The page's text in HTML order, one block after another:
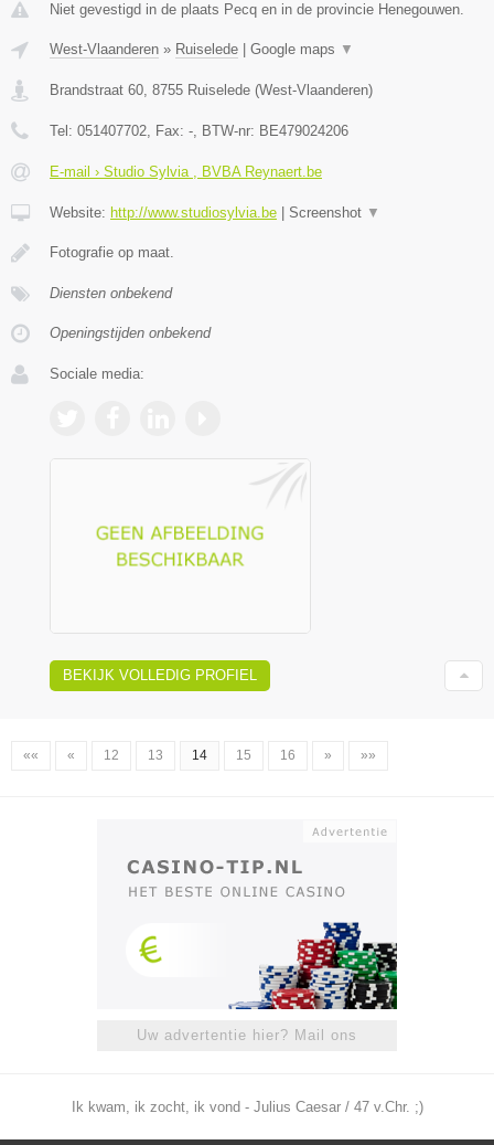
Niet gevestigd in de plaats Pecq en in de provincie Henegouwen.
West-Vlaanderen » Ruiselede Google maps ▼
Brandstraat 60, 8755 Ruiselede (West-Vlaanderen)
Tel: 051407702, Fax: -, BTW-nr: BE479024206
E-mail › Studio Sylvia , BVBA Reynaert.be
Website: http://www.studiosylvia.be Screenshot ▼
Fotografie op maat.
Diensten onbekend
Openingstijden onbekend
Sociale media:
BEKIJK VOLLEDIG PROFIEL
«« « 12 13 14 15 16 » »»
Uw advertentie hier? Mail ons
Ik kwam, ik zocht, ik vond - Julius Caesar / 47 v.Chr. ;)